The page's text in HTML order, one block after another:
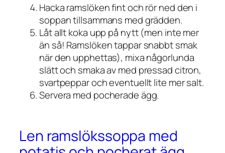
Hacka ramslöken fint och rör ned den i
soppan tillsammans med grädden.
Låt allt koka upp på nytt (men inte mer
än så! Ramslöken tappar snabbt smak
när den upphettas), mixa någorlunda
slätt och smaka av med pressad citron,
svartpeppar och eventuellt lite mer salt.
Servera med pocherade ägg.
Len ramslökssoppa med